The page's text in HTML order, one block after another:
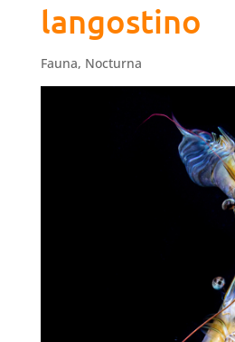
langostino
Fauna, Nocturna